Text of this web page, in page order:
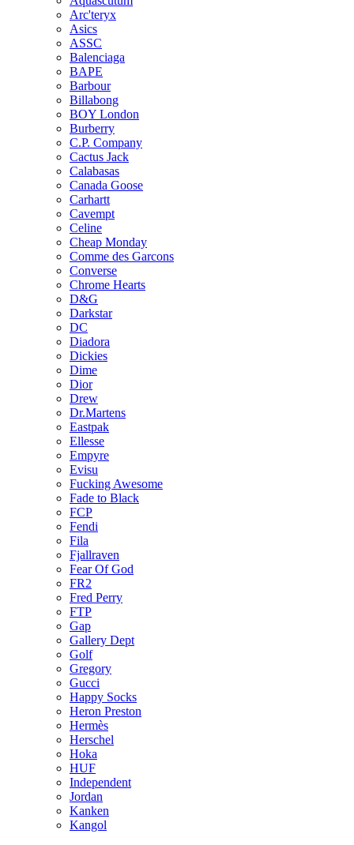
Arc'teryx
Asics
ASSC
Balenciaga
BAPE
Barbour
Billabong
BOY London
Burberry
C.P. Company
Cactus Jack
Calabasas
Canada Goose
Carhartt
Cavempt
Celine
Cheap Monday
Comme des Garcons
Converse
Chrome Hearts
D&G
Darkstar
DC
Diadora
Dickies
Dime
Dior
Drew
Dr.Martens
Eastpak
Ellesse
Empyre
Evisu
Fucking Awesome
Fade to Black
FCP
Fendi
Fila
Fjallraven
Fear Of God
FR2
Fred Perry
FTP
Gap
Gallery Dept
Golf
Gregory
Gucci
Happy Socks
Heron Preston
Hermès
Hersсhel
Hoka
HUF
Independent
Jordan
Kanken
Kangol